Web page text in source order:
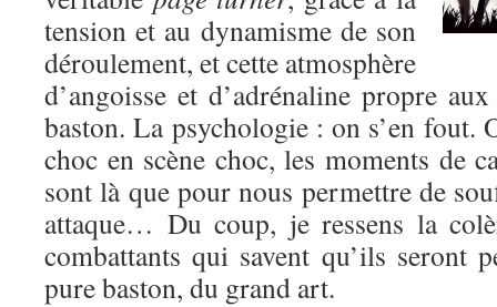
tension et au dynamisme de son
déroulement, et cette atmosphère
d’angoisse et d’adrénaline propre
baston. La psychologie : on s’en fout.
choc en scène choc, les moments de
sont là que pour nous permettre de
attaque… Du coup, je ressens la
combattants qui savent qu’ils seront
pure baston, du grand art.